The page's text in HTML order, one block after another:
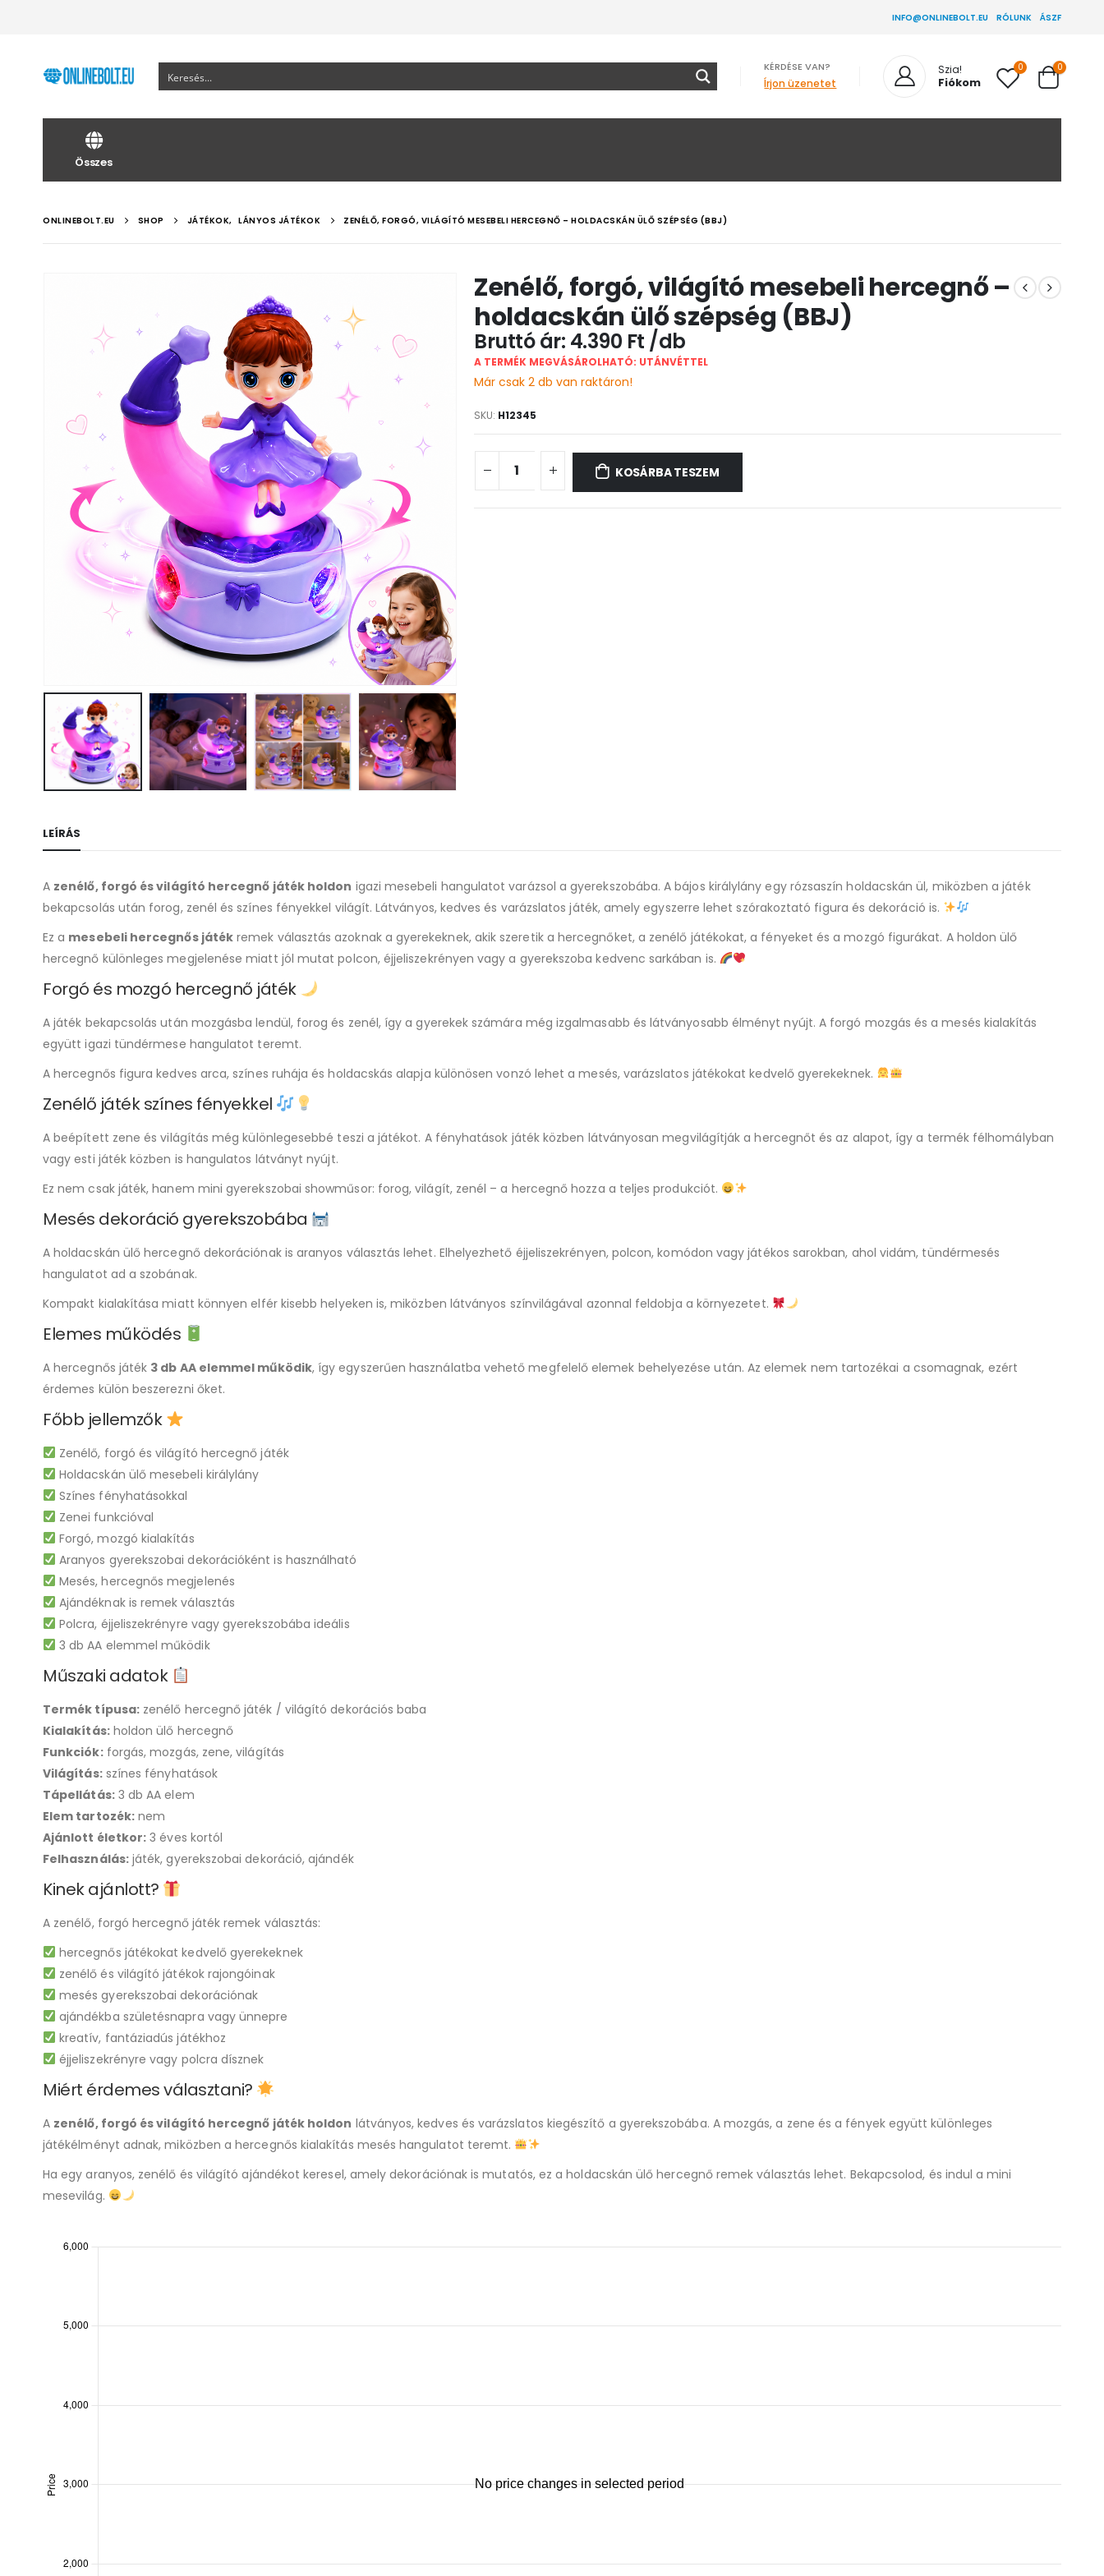
INFO@ONLINEBOLT.EU RÓLUNK ÁSZF
KÉRDÉSE VAN?
Írjon üzenetet
Szia!
Fiókom
0 0
Összes
ONLINEBOLT.EU SHOP JÁTÉKOK, LÁNYOS JÁTÉKOK ZENÉLŐ, FORGÓ, VILÁGÍTÓ MESEBELI HERCEGNŐ – HOLDACSKÁN ÜLŐ SZÉPSÉG (BBJ)
Zenélő, forgó, világító mesebeli hercegnő –
holdacskán ülő szépség (BBJ)
4.390 Ft
A TERMÉK MEGVÁSÁROLHATÓ: UTÁNVÉTTEL
Már csak 2 db van raktáron!
SKU: H12345
KOSÁRBA TESZEM
LEÍRÁS
A zenélő, forgó és világító hercegnő játék holdon igazi mesebeli hangulatot varázsol a gyerekszobába. A bájos királylány egy rózsaszín holdacskán ül, miközben a játék
bekapcsolás után forog, zenél és színes fényekkel világít. Látványos, kedves és varázslatos játék, amely egyszerre lehet szórakoztató figura és dekoráció is.
Ez a mesebeli hercegnős játék remek választás azoknak a gyerekeknek, akik szeretik a hercegnőket, a zenélő játékokat, a fényeket és a mozgó figurákat. A holdon ülő
hercegnő különleges megjelenése miatt jól mutat polcon, éjjeliszekrényen vagy a gyerekszoba kedvenc sarkában is.
Forgó és mozgó hercegnő játék
A játék bekapcsolás után mozgásba lendül, forog és zenél, így a gyerekek számára még izgalmasabb és látványosabb élményt nyújt. A forgó mozgás és a mesés kialakítás
együtt igazi tündérmese hangulatot teremt.
A hercegnős figura kedves arca, színes ruhája és holdacskás alapja különösen vonzó lehet a mesés, varázslatos játékokat kedvelő gyerekeknek.
Zenélő játék színes fényekkel
A beépített zene és világítás még különlegesebbé teszi a játékot. A fényhatások játék közben látványosan megvilágítják a hercegnőt és az alapot, így a termék félhomályban
vagy esti játék közben is hangulatos látványt nyújt.
Ez nem csak játék, hanem mini gyerekszobai showműsor: forog, világít, zenél – a hercegnő hozza a teljes produkciót.
Mesés dekoráció gyerekszobába
A holdacskán ülő hercegnő dekorációnak is aranyos választás lehet. Elhelyezhető éjjeliszekrényen, polcon, komódon vagy játékos sarokban, ahol vidám, tündérmesés
hangulatot ad a szobának.
Kompakt kialakítása miatt könnyen elfér kisebb helyeken is, miközben látványos színvilágával azonnal feldobja a környezetet.
Elemes működés
A hercegnős játék 3 db AA elemmel működik, így egyszerűen használatba vehető megfelelő elemek behelyezése után. Az elemek nem tartozékai a csomagnak, ezért
érdemes külön beszerezni őket.
Főbb jellemzők
Zenélő, forgó és világító hercegnő játék
Holdacskán ülő mesebeli királylány
Színes fényhatásokkal
Zenei funkcióval
Forgó, mozgó kialakítás
Aranyos gyerekszobai dekorációként is használható
Mesés, hercegnős megjelenés
Ajándéknak is remek választás
Polcra, éjjeliszekrényre vagy gyerekszobába ideális
3 db AA elemmel működik
Műszaki adatok
Termék típusa:zenélő hercegnő játék / világító dekorációs baba
Kialakítás:holdon ülő hercegnő
Funkciók:forgás, mozgás, zene, világítás
Világítás:színes fényhatások
Tápellátás:3 db AA elem
Elem tartozék:nem
Ajánlott életkor: 3 éves kortól
Felhasználás:játék, gyerekszobai dekoráció, ajándék
Kinek ajánlott?
A zenélő, forgó hercegnő játék remek választás:
hercegnős játékokat kedvelő gyerekeknek
zenélő és világító játékok rajongóinak
mesés gyerekszobai dekorációnak
ajándékba születésnapra vagy ünnepre
kreatív, fantáziadús játékhoz
éjjeliszekrényre vagy polcra dísznek
Miért érdemes választani?
A zenélő, forgó és világító hercegnő játék holdon látványos, kedves és varázslatos kiegészítő a gyerekszobába. A mozgás, a zene és a fények együtt különleges
játékélményt adnak, miközben a hercegnős kialakítás mesés hangulatot teremt.
Ha egy aranyos, zenélő és világító ajándékot keresel, amely dekorációnak is mutatós, ez a holdacskán ülő hercegnő remek választás lehet. Bekapcsolod, és indul a mini
mesevilág.